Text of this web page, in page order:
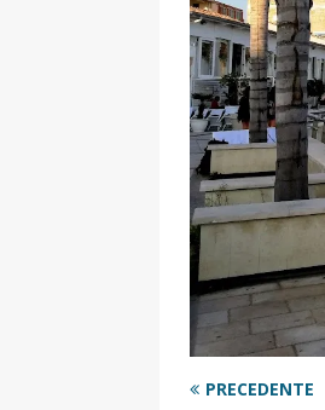
PRECEDENTE